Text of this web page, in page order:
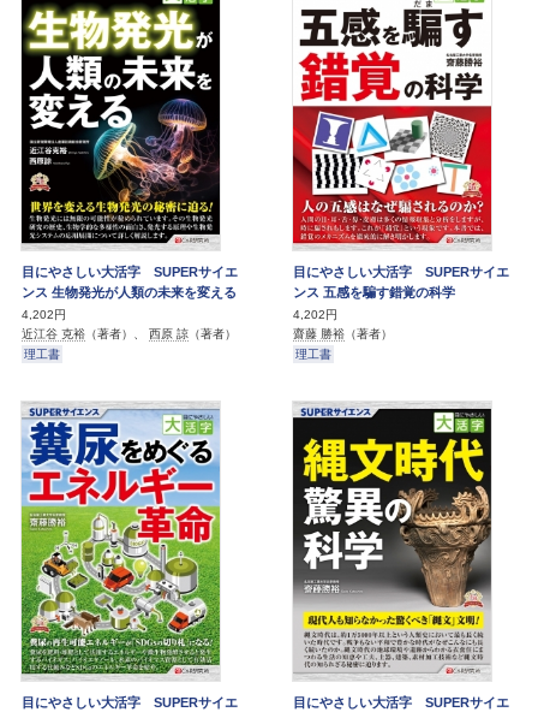
目にやさしい大活字 SUPERサイエ
ンス 生物発光が人類の未来を変える
4,202円
近江谷 克裕 （著者）、 西原 諒 （著者）
理工書
目にやさしい大活字 SUPERサイエ
ンス 五感を騙す錯覚の科学
4,202円
齋藤 勝裕 （著者）
理工書
目にやさしい大活字 SUPERサイエ
目にやさしい大活字 SUPERサイエ